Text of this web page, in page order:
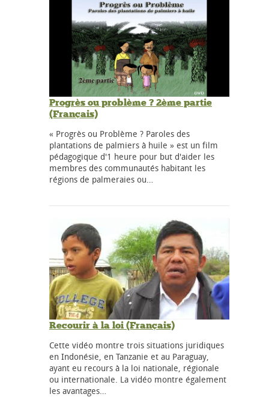
Progrès ou problème ? 2ème partie
(Français)
« Progrès ou Problème ? Paroles des
plantations de palmiers à huile » est un film
pédagogique d'1 heure pour but d'aider les
membres des communautés habitant les
régions de palmeraies ou…
Recourir à la loi (Français)
Cette vidéo montre trois situations juridiques
en Indonésie, en Tanzanie et au Paraguay,
ayant eu recours à la loi nationale, régionale
ou internationale. La vidéo montre également
les avantages…